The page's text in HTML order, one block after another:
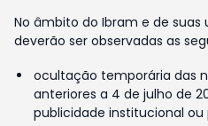
No âmbito do Ibram e de suas
deverão ser observadas as
ocultação temporária das
anteriores a 4 de julho de
publicidade institucional